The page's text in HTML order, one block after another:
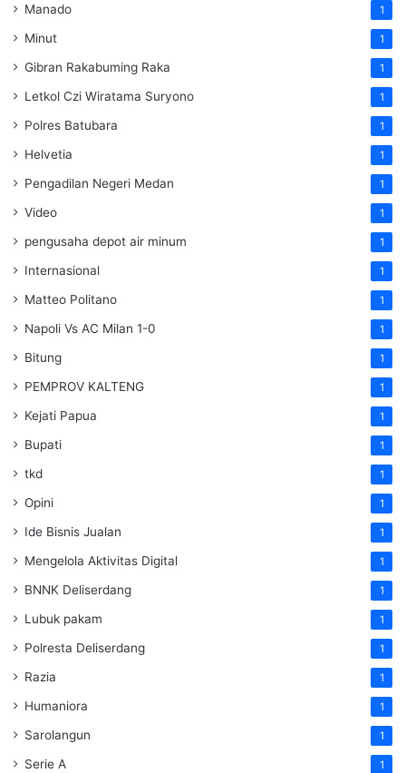
Manado 1
Minut 1
Gibran Rakabuming Raka 1
Letkol Czi Wiratama Suryono 1
Polres Batubara 1
Helvetia 1
Pengadilan Negeri Medan 1
Video 1
pengusaha depot air minum 1
Internasional 1
Matteo Politano 1
Napoli Vs AC Milan 1-0 1
Bitung 1
PEMPROV KALTENG 1
Kejati Papua 1
Bupati 1
tkd 1
Opini 1
Ide Bisnis Jualan 1
Mengelola Aktivitas Digital 1
BNNK Deliserdang 1
Lubuk pakam 1
Polresta Deliserdang 1
Razia 1
Humaniora 1
Sarolangun 1
Serie A 1